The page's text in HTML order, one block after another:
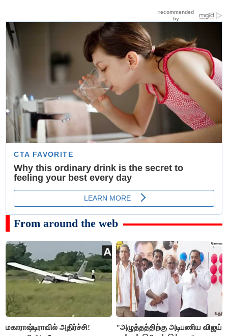
From around the web
மகாராஷ்டிராவில் அதிர்ச்சி!
"அழுத்தத்திற்கு அடிபணிய விஜய்